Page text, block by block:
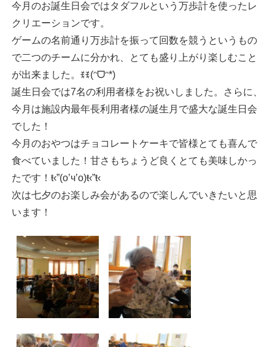
今月のお誕生日会ではタダフルという万歩計を使ったレ
クリエーションです。
ゲームの名前通り万歩計を振って回数を競うというもの
で二つのチームに分かれ、とても盛り上がり楽しむこと
が出来ました。ꉂꉂ(ᵔᗜᵔ*)
誕生日会では7名の利用者様をお祝いしました。さらに、
今月は施設内最年長利用者様の誕生月で盛大な誕生日会
でした！
今月のおやつはチョコレートケーキで皆様とても喜んで
食べていました！甘さもちょうど良くとても美味しかっ
たです！ŧ‹”(o’ч’o)ŧ‹”ŧ‹
次は七夕のお楽しみ会があるので楽しんでいきたいと思
います！